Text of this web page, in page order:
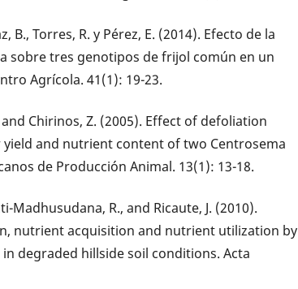
B., Torres, R. y Pérez, E. (2014). Efecto de la
sobre tres genotipos de frijol común en un
Agrícola. 41(1): 19-23.
Chirinos, Z. (2005). Effect of defoliation
and nutrient content of two Centrosema
de Producción Animal. 13(1): 13-18.
Madhusudana, R., and Ricaute, J. (2010).
nutrient acquisition and nutrient utilization by
degraded hillside soil conditions. Acta